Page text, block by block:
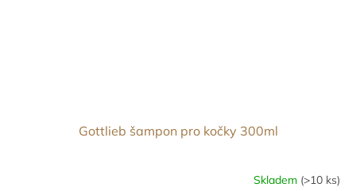
Gottlieb šampon pro kočky 300ml
Skladem (>10 ks)